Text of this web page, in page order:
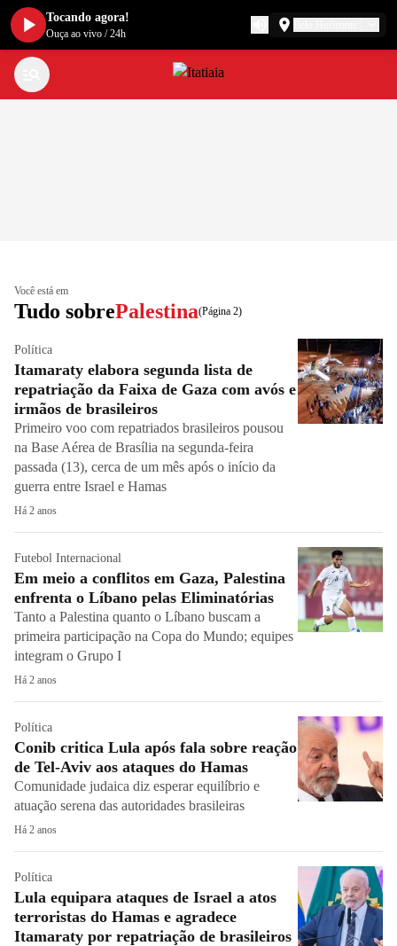
Você está em
Tudo sobrePalestina(Página 2)
Política
Itamaraty elabora segunda lista de
repatriação da Faixa de Gaza com avós e
irmãos de brasileiros
Primeiro voo com repatriados brasileiros pousou
na Base Aérea de Brasília na segunda-feira
passada (13), cerca de um mês após o início da
guerra entre Israel e Hamas
Há 2 anos
Futebol Internacional
Em meio a conflitos em Gaza, Palestina
enfrenta o Líbano pelas Eliminatórias
Tanto a Palestina quanto o Líbano buscam a
primeira participação na Copa do Mundo; equipes
integram o Grupo I
Há 2 anos
Política
Conib critica Lula após fala sobre reação
de Tel-Aviv aos ataques do Hamas
Comunidade judaica diz esperar equilíbrio e
atuação serena das autoridades brasileiras
Há 2 anos
Política
Lula equipara ataques de Israel a atos
terroristas do Hamas e agradece
Itamaraty por repatriação de brasileiros
Tocando agora!
Ouça ao vivo /24h